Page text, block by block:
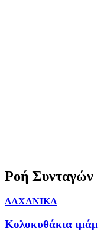
Ροή Συνταγών
ΛΑΧΑΝΙΚΑ
Κολοκυθάκια ιμάμ